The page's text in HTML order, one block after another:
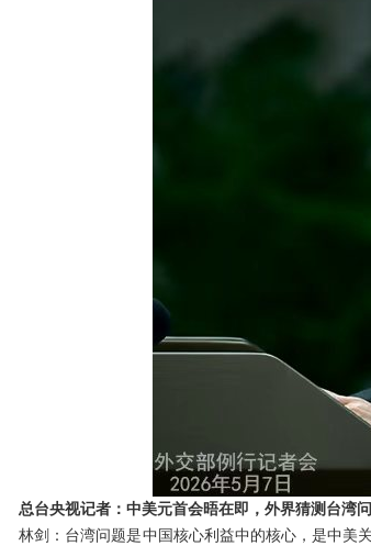
总台央视记者：中美元首会晤在即，外界猜测台湾
林剑：台湾问题是中国核心利益中的核心，是中美